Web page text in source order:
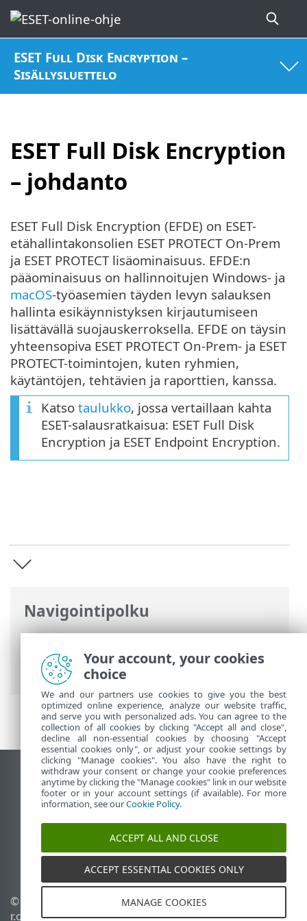
ESET Full Disk Encryption –
Sisällysluettelo
ESET Full Disk Encryption
– johdanto
Navigointipolku
ESET-online-ohje>ESET Full Disk
Encryption>ESET Full Disk Encryption –
johdanto
ESET Full Disk Encryption (EFDE) on ESET-
etähallintakonsolien ESET PROTECT On-Prem
ja ESET PROTECT lisäominaisuus. EFDE:n
pääominaisuus on hallinnoitujen Windows- ja
macOS-työasemien täyden levyn salauksen
hallinta esikäynnistyksen kirjautumiseen
lisättävällä suojauskerroksella. EFDE on täysin
yhteensopiva ESET PROTECT On-Prem- ja ESET
PROTECT-toimintojen, kuten ryhmien,
käytäntöjen, tehtävien ja raporttien, kanssa.
Katso taulukko, jossa vertaillaan kahta
ESET-salausratkaisua: ESET Full Disk
Encryption ja ESET Endpoint Encryption.
Näytä tietokonesivusto
End of Life
ESET-tietämyskanta
ESET-foorumi
ESET Status Portal
Alueellinen tuki
© 1992 - 2026 ESET, spol. s
r.o. – Kaikki oikeudet
Evästeiden hallinta
Evästekäytäntö
Your account, your cookies
choice
We and our partners use cookies to give you the best
optimized online experience, analyze our website traffic,
and serve you with personalized ads. You can agree to the
collection of all cookies by clicking "Accept all and close",
decline all non-essential cookies by choosing "Accept
essential cookies only", or adjust your cookie settings by
clicking "Manage cookies". You also have the right to
withdraw your consent or change your cookie preferences
anytime by clicking the "Manage cookies" link in our website
footer or in your account settings (if available). For more
information, see ourCookie Policy.
ACCEPT ALL AND CLOSE
ACCEPT ESSENTIAL COOKIES ONLY
MANAGE COOKIES